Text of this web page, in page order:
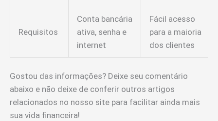
Requisitos
Conta bancária
ativa, senha e
internet
Fácil acesso
para a maioria
dos clientes
Gostou das informações? Deixe seu comentário
abaixo e não deixe de conferir outros artigos
relacionados no nosso site para facilitar ainda mais
sua vida financeira!